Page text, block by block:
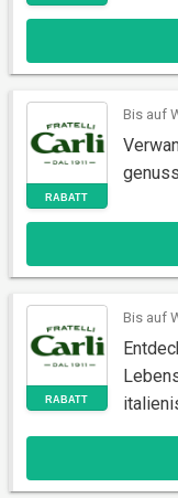
RABATT
RABATT
Bis auf
Bis auf